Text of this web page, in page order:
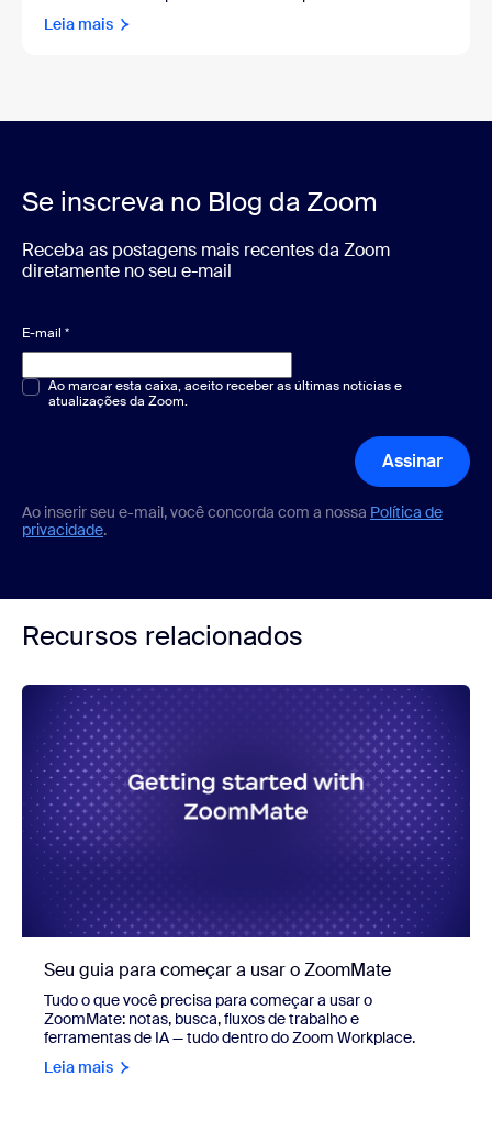
Leia mais
Se inscreva no Blog da Zoom
Receba as postagens mais recentes da Zoom
diretamente no seu e-mail
E-mail *
Múltipla escolha ou resposta única*
Ao marcar esta caixa, aceito receber as últimas notícias e
atualizações da Zoom.
Assinar
Ao inserir seu e-mail, você concorda com a nossa Política de
privacidade.
Recursos relacionados
Seu guia para começar a usar o ZoomMate
Tudo o que você precisa para começar a usar o
ZoomMate: notas, busca, fluxos de trabalho e
ferramentas de IA — tudo dentro do Zoom Workplace.
Leia mais